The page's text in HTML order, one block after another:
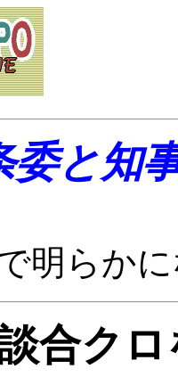
委と知
明らか
合クロ